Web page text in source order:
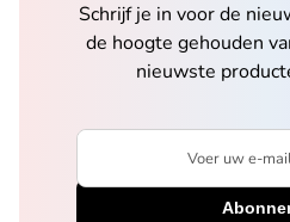
Schrijf je in voor de
de hoogte gehouden
nieuwste
Voer uw e-mailadres in